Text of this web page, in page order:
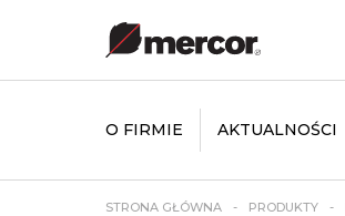
O FIRMIE AKTUALNOŚCI
STRONA GŁÓWNA PRODUKTY